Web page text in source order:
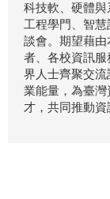
科技軟、硬體
工程學門、智
談會。期望藉
者、各校資訊
界人士齊聚交
業能量，為臺
才，共同推動資